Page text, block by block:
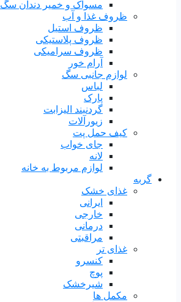
مسواک و خمیر دندان سگ
ظروف غذا و آب
ظروف استیل
ظروف پلاستیکی
ظروف سرامیکی
آرام خور
لوازم جانبی سگ
لباس
پارک
گردنبند الیزابت
زیورآلات
کیف حمل پت
جای خواب
لانه
لوازم مربوط به خانه
گربه
غذای خشک
ایرانی
خارجی
درمانی
مراقبتی
غذای تر
کنسرو
پوچ
شیرخشک
مکمل ها